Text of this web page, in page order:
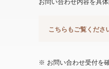
お問い合わせ内容を具
こちらもご覧くださ
※ お問い合わせ受付を